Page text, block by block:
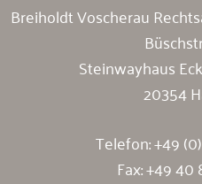
Breiholdt Voscherau
Steinwayhaus
20354
Telefon:+49
Fax: +49 40